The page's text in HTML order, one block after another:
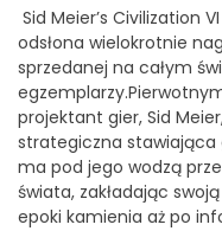
Sid Meier’s Civilization
odsłona wielokrotnie
sprzedanej na całym
projektant gier, Sid
strategiczna
ma pod jego wodzą
świata, zakładając
epoki kamienia aż po